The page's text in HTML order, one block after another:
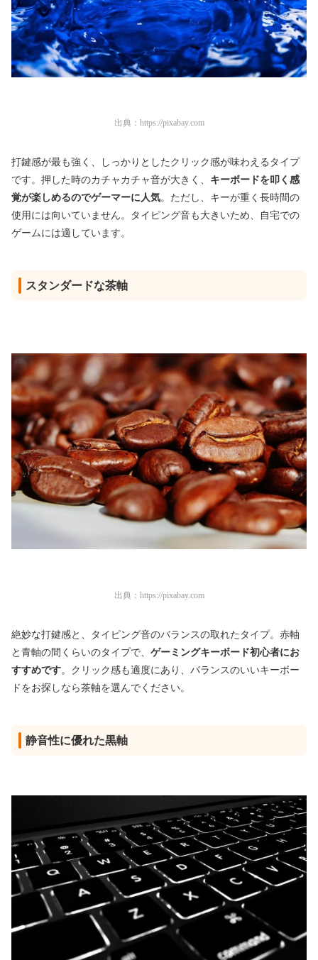
出典： https://pixabay.com
打鍵感が最も強く、しっかりとしたクリック感が味わえるタイプ
です。押した時のカチャカチャ音が大きく、 キーボードを叩く感
覚が楽しめるのでゲーマーに人気。ただし、キーが重く長時間の
使用には向いていません。タイピング音も大きいため、自宅での
ゲームには適しています。
スタンダードな茶軸
出典： https://pixabay.com
絶妙な打鍵感と、タイピング音のバランスの取れたタイプ。赤軸
と青軸の間くらいのタイプで、 ゲーミングキーボード初心者にお
すすめです。クリック感も適度にあり、バランスのいいキーボー
ドをお探しなら茶軸を選んでください。
静音性に優れた黒軸